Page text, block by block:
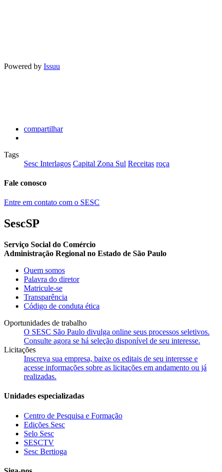
Powered by Issuu
compartilhar
Tags
Sesc Interlagos Capital Zona Sul Receitas roça
Fale conosco
Entre em contato com o SESC
SescSP
Serviço Social do Comércio
Administração Regional no Estado de São Paulo
Quem somos
Palavra do diretor
Matricule-se
Transparência
Código de conduta ética
Oportunidades de trabalho
O SESC São Paulo divulga online seus processos seletivos.
Consulte agora se há seleção disponível de seu interesse.
Licitações
Inscreva sua empresa, baixe os editais de seu interesse e
acesse informações sobre as licitações em andamento ou já
realizadas.
Unidades especializadas
Centro de Pesquisa e Formação
Edições Sesc
Selo Sesc
SESCTV
Sesc Bertioga